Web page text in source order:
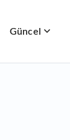
Güncel